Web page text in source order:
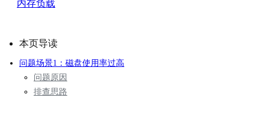
内存负载
本页导读
问题场景1：磁盘使用率过高
问题原因
排查思路